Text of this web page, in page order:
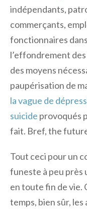
indépendants,
commerçants,
fonctionnaires
l’effondrement
des moyens
paupérisation de
la vague de
suicide provoqués
fait. Bref, the
Tout ceci pour un
funeste à peu près
en toute fin de vie.
temps, bien sûr,